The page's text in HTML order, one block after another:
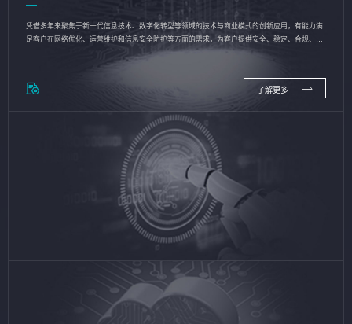
凭借多年来聚焦于新一代信息技术、数字化转型等领域的技术与商业模式的创新应用，有能力满
足客户在网络优化、运营维护和信息安全防护等方面的需求，为客户提供安全、稳定、合规、持
了解更多